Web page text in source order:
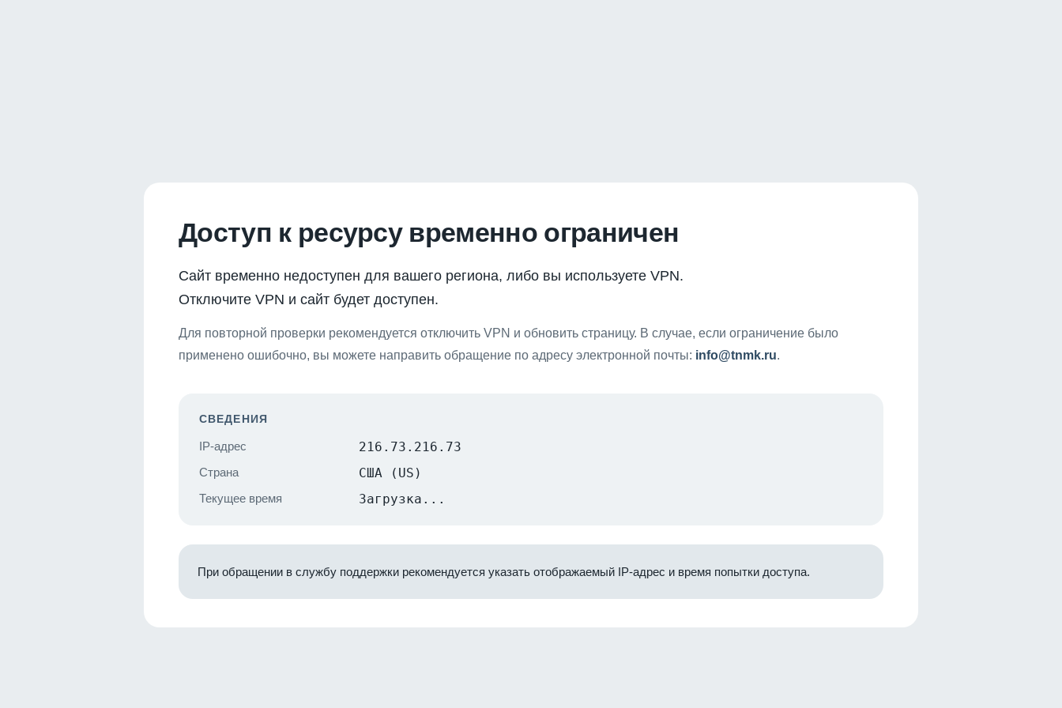
Доступ к ресурсу временно ограничен
Сайт временно недоступен для вашего региона, либо вы используете VPN.
Отключите VPN и сайт будет доступен.
Для повторной проверки рекомендуется отключить VPN и обновить страницу. В случае, если ограничение было
применено ошибочно, вы можете направить обращение по адресу электронной почты: info@tnmk.ru.
СВЕДЕНИЯ
IP-адрес 216.73.216.73
Страна США (US)
Текущее время Загрузка...
При обращении в службу поддержки рекомендуется указать отображаемый IP-адрес и время попытки доступа.